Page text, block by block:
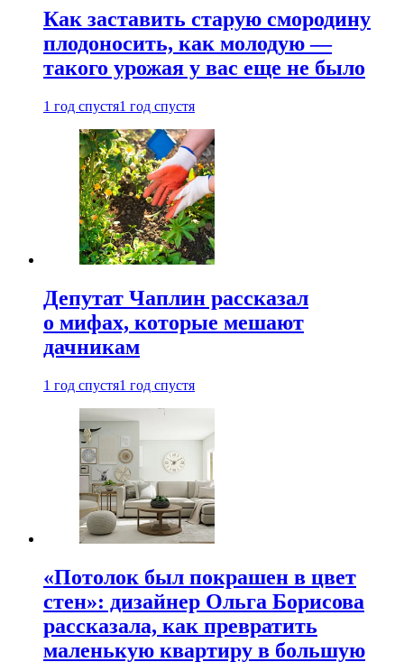
Как заставить старую смородину
плодоносить, как молодую —
такого урожая у вас еще не было
1 год спустя1 год спустя
Депутат Чаплин рассказал
о мифах, которые мешают
дачникам
1 год спустя1 год спустя
«Потолок был покрашен в цвет
стен»: дизайнер Ольга Борисова
рассказала, как превратить
маленькую квартиру в большую